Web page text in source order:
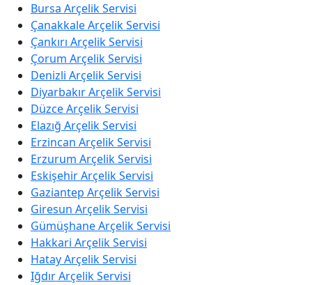
Bursa Arçelik Servisi
Çanakkale Arçelik Servisi
Çankırı Arçelik Servisi
Çorum Arçelik Servisi
Denizli Arçelik Servisi
Diyarbakır Arçelik Servisi
Düzce Arçelik Servisi
Elazığ Arçelik Servisi
Erzincan Arçelik Servisi
Erzurum Arçelik Servisi
Eskişehir Arçelik Servisi
Gaziantep Arçelik Servisi
Giresun Arçelik Servisi
Gümüşhane Arçelik Servisi
Hakkari Arçelik Servisi
Hatay Arçelik Servisi
Iğdır Arçelik Servisi